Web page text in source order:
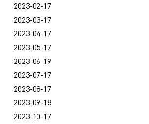
2023-02-17
2023-03-17
2023-04-17
2023-05-17
2023-06-19
2023-07-17
2023-08-17
2023-09-18
2023-10-17